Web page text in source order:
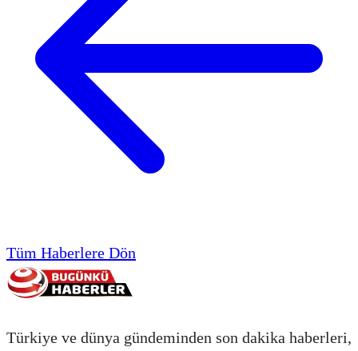
Tüm Haberlere Dön
Türkiye ve dünya gündeminden son dakika haberleri,